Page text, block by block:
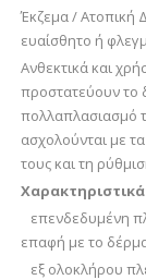
Έκζεμα / Ατοπική
ευαίσθητο ή
Ανθεκτικά και
προστατεύουν το
πολλαπλασιασμό
ασχολούνται με
τους και τη
επενδεδυμένη
επαφή με το
εξ ολοκλήρου